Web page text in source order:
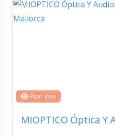
Plan Veo
MIOPTICO Óptica Y